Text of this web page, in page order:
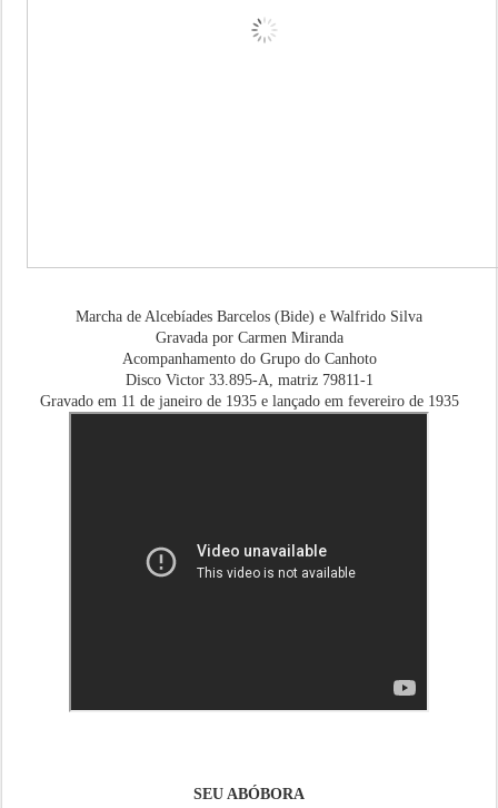
Marcha de Alcebíades Barcelos (Bide) e Walfrido Silva
Gravada por Carmen Miranda
Acompanhamento do Grupo do Canhoto
Disco Victor 33.895-A, matriz 79811-1
Gravado em 11 de janeiro de 1935 e lançado em fevereiro de 1935
SEU ABÓBORA